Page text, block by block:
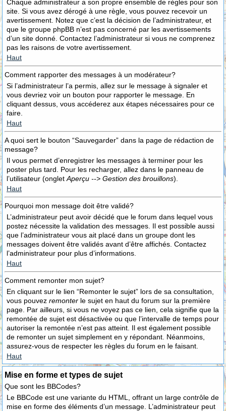
Chaque administrateur a son propre ensemble de règles pour son
site. Si vous avez dérogé à une règle, vous pouvez recevoir un
avertissement. Notez que c’est la décision de l’administrateur, et
que le groupe phpBB n’est pas concerné par les avertissements
d’un site donné. Contactez l’administrateur si vous ne comprenez
pas les raisons de votre avertissement.
Haut
Comment rapporter des messages à un modérateur?
Si l’administrateur l’a permis, allez sur le message à signaler et
vous devriez voir un bouton pour rapporter le message. En
cliquant dessus, vous accéderez aux étapes nécessaires pour ce
faire.
Haut
A quoi sert le bouton “Sauvegarder” dans la page de rédaction de
message?
Il vous permet d’enregistrer les messages à terminer pour les
poster plus tard. Pour les recharger, allez dans le panneau de
l’utilisateur (onglet Aperçu --> Gestion des brouillons).
Haut
Pourquoi mon message doit être validé?
L’administrateur peut avoir décidé que le forum dans lequel vous
postez nécessite la validation des messages. Il est possible aussi
que l’administrateur vous ait placé dans un groupe dont les
messages doivent être validés avant d’être affichés. Contactez
l’administrateur pour plus d’informations.
Haut
Comment remonter mon sujet?
En cliquant sur le lien “Remonter le sujet” lors de sa consultation,
vous pouvez remonter le sujet en haut du forum sur la première
page. Par ailleurs, si vous ne voyez pas ce lien, cela signifie que la
remontée de sujet est désactivée ou que l’intervalle de temps pour
autoriser la remontée n’est pas atteint. Il est également possible
de remonter un sujet simplement en y répondant. Néanmoins,
assurez-vous de respecter les règles du forum en le faisant.
Haut
Mise en forme et types de sujet
Que sont les BBCodes?
Le BBCode est une variante du HTML, offrant un large contrôle de
mise en forme des éléments d’un message. L’administrateur peut